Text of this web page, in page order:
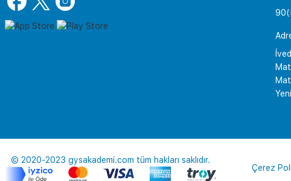
© 2020-2023 gysakademi.com tüm hakları saklıdır.
Çerez